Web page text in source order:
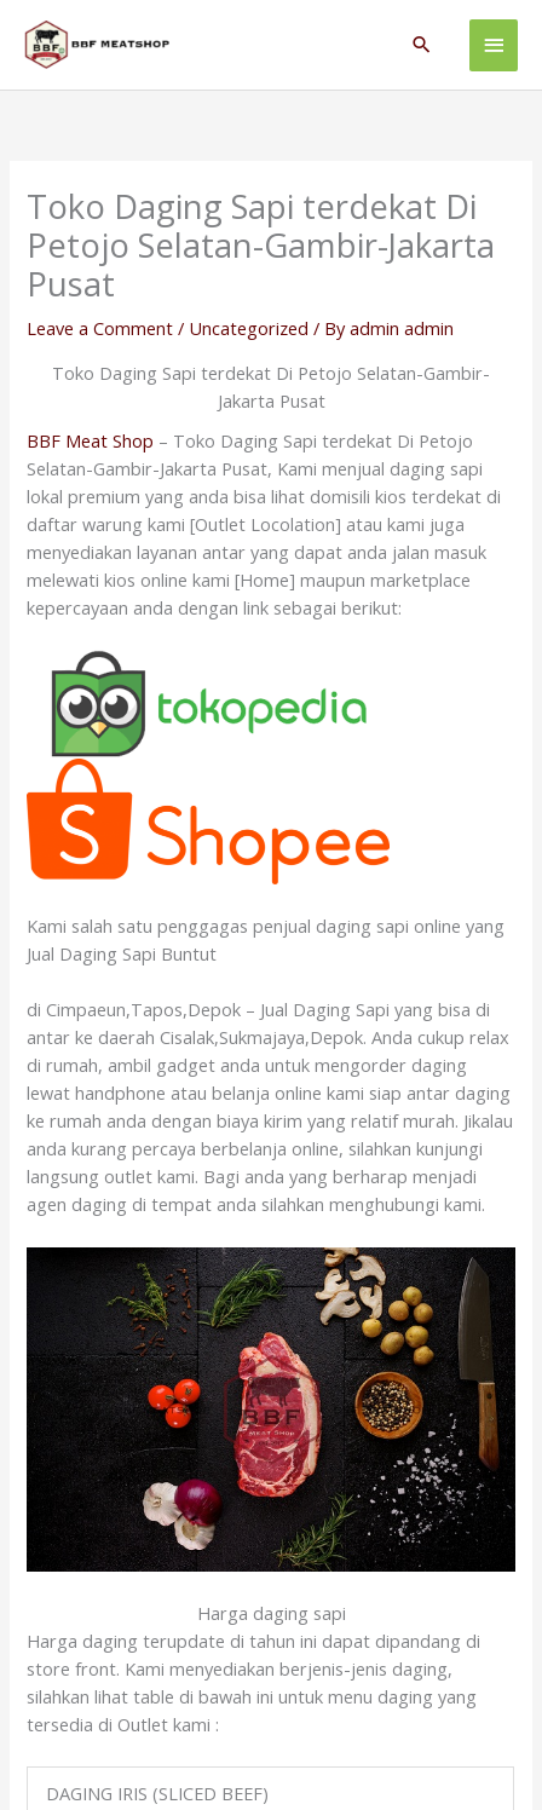
content
Main
Search
Toko Daging Sapi terdekat Di
Petojo Selatan-Gambir-Jakarta
Pusat
Leave a Comment / Uncategorized / Byadmin admin
Toko Daging Sapi terdekat Di Petojo Selatan-Gambir-
Jakarta Pusat
BBF Meat Shop – Toko Daging Sapi terdekat Di Petojo
Selatan-Gambir-Jakarta Pusat, Kami menjual daging sapi
lokal premium yang anda bisa lihat domisili kios terdekat di
daftar warung kami [Outlet Locolation] atau kami juga
menyediakan layanan antar yang dapat anda jalan masuk
melewati kios online kami [Home] maupun marketplace
kepercayaan anda dengan link sebagai berikut:
Kami salah satu penggagas penjual daging sapi online yang
Jual Daging Sapi Buntut
di Cimpaeun,Tapos,Depok – Jual Daging Sapi yang bisa di
antar ke daerah Cisalak,Sukmajaya,Depok. Anda cukup relax
di rumah, ambil gadget anda untuk mengorder daging
lewat handphone atau belanja online kami siap antar daging
ke rumah anda dengan biaya kirim yang relatif murah. Jikalau
anda kurang percaya berbelanja online, silahkan kunjungi
langsung outlet kami. Bagi anda yang berharap menjadi
agen daging di tempat anda silahkan menghubungi kami.
Harga daging sapi
Harga daging terupdate di tahun ini dapat dipandang di
store front. Kami menyediakan berjenis-jenis daging,
silahkan lihat table di bawah ini untuk menu daging yang
tersedia di Outlet kami :
DAGING IRIS (SLICED BEEF)